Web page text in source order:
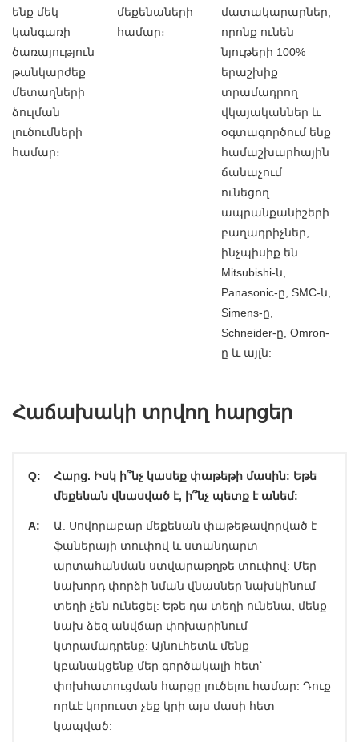
ենք մեկ
կանգառի
ծառայություն
թանկարժեք
մետաղների
ձուլման
լուծումների
համար։
մեքենաների
համար։
մատակարարներ,
որոնք ունեն
նյութերի 100%
երաշխիք
տրամադրող
վկայականներ և
օգտագործում ենք
համաշխարհային
ճանաչում
ունեցող
ապրանքանիշերի
բաղադրիչներ,
ինչպիսիք են
Mitsubishi-ն,
Panasonic-ը, SMC-ն,
Simens-ը,
Schneider-ը, Omron-
ը և այլն:
Հաճախակի տրվող հարցեր
Q:
Հարց. Իսկ ի՞նչ կասեք փաթեթի մասին: Եթե
մեքենան վնասված է, ի՞նչ պետք է անեմ:
A:
Ա. Սովորաբար մեքենան փաթեթավորված է
ֆաներայի տուփով և ստանդարտ
արտահանման ստվարաթղթե տուփով: Մեր
նախորդ փորձի նման վնասներ նախկինում
տեղի չեն ունեցել: Եթե դա տեղի ունենա, մենք
նախ ձեզ անվճար փոխարինում
կտրամադրենք: Այնուհետև մենք
կբանակցենք մեր գործակալի հետ՝
փոխհատուցման հարցը լուծելու համար: Դուք
որևէ կորուստ չեք կրի այս մասի հետ
կապված: